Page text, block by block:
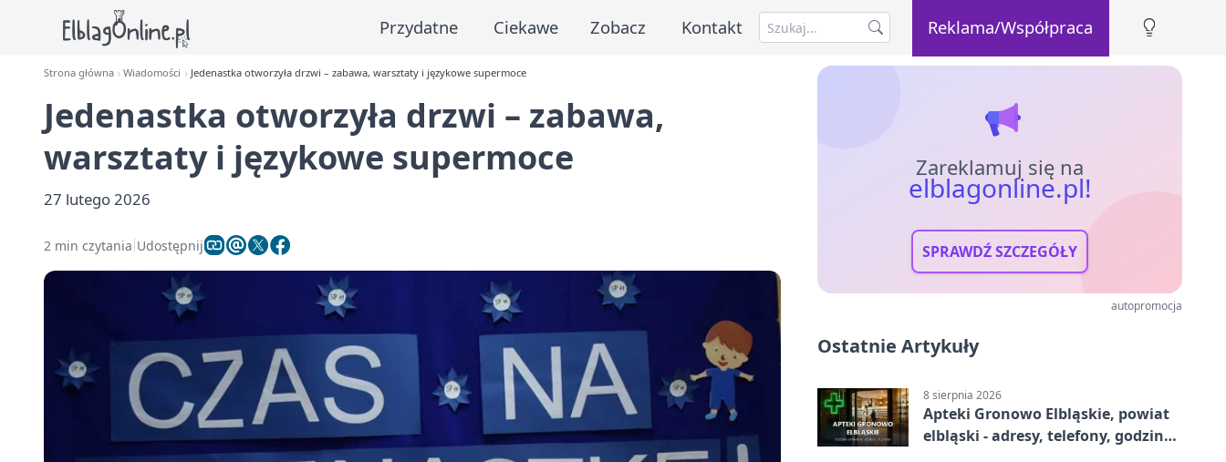
Przydatne Ciekawe Zobacz Kontakt Reklama/Współpraca
Strona główna Wiadomości Jedenastka otworzyła drzwi – zabawa, warsztaty i językowe supermoce
Jedenastka otworzyła drzwi – zabawa,
warsztaty i językowe supermoce
27 lutego 2026
2 min czytania Udostępnij
Zareklamuj się na
elblagonline.pl!
SPRAWDŹ SZCZEGÓŁY
autopromocja
Ostatnie Artykuły
8 sierpnia 2026
Apteki Gronowo Elbląskie, powiat
elbląski - adresy, telefony, godziny